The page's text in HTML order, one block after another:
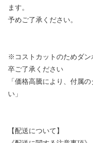
ます。
予めご了承ください。
※コストカットのためダン
卒ご了承ください
「価格高騰により、付属
い」
【配送について】